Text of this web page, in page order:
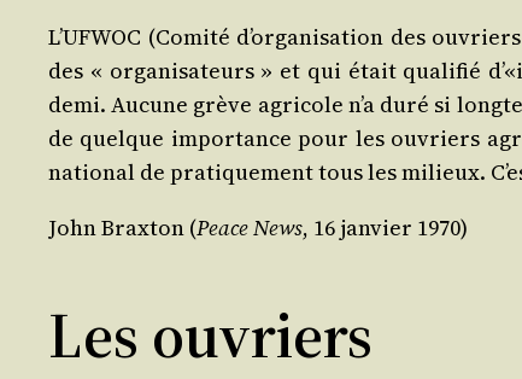
L’UFWOC (Comi­té d’organisation des
des « orga­ni­sa­teurs » et qui était qua­li­fié
demi. Aucune grève agri­cole n’a duré si
de quelque impor­tance pour les ouvriers
natio­nal de pra­ti­que­ment tous les milieux.
John Brax­ton (Peace News, 16 jan­vier 1970)
Les ouvriers